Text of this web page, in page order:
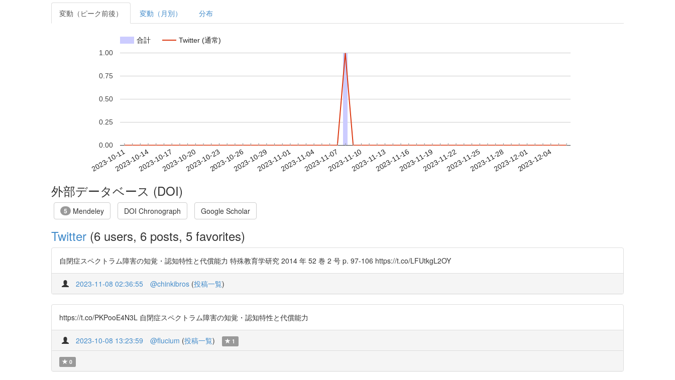
変動（ピーク前後） 変動（月別） 分布
合計 Twitter (通常)
2023-10-112023-10-142023-10-172023-10-202023-10-232023-10-262023-10-292023-11-012023-11-042023-11-072023-11-102023-11-132023-11-162023-11-192023-11-222023-11-252023-11-282023-12-012023-12-04
0.00
0.25
0.50
0.75
1.00
外部データベース (DOI)
5 Mendeley DOI Chronograph Google Scholar
Twitter (6 users, 6 posts, 5 favorites)
自閉症スペクトラム障害の知覚・認知特性と代償能力 特殊教育学研究 2014 年 52 巻 2 号 p. 97-106 https://t.co/LFUtkgL2OY
2023-11-08 02:36:55 @chinkibros (投稿一覧)
https://t.co/PKPooE4N3L 自閉症スペクトラム障害の知覚・認知特性と代償能力
2023-10-08 13:23:59 @flucium (投稿一覧) 1
0